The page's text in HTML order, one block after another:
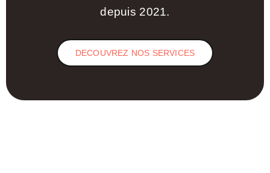
depuis 2021.
DECOUVREZ NOS SERVICES